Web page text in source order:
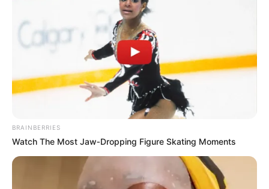
BRAINBERRIES
Watch The Most Jaw‑Dropping Figure Skating Moments